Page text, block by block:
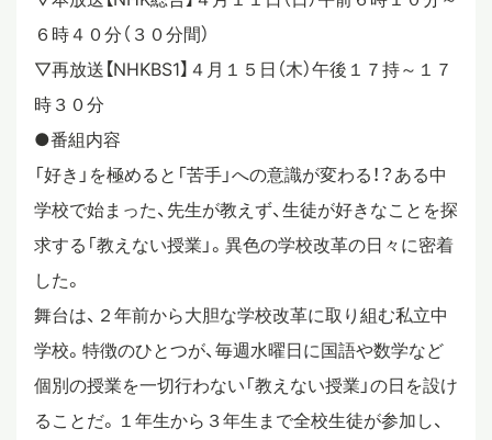
６時４０分（３０分間）
▽再放送【NHKBS1】４月１５日（木）午後１７持～１７
時３０分
●番組内容
「好き」を極めると「苦手」への意識が変わる！？ある中
学校で始まった、先生が教えず、生徒が好きなことを探
求する「教えない授業」。異色の学校改革の日々に密着
した。
舞台は、２年前から大胆な学校改革に取り組む私立中
学校。特徴のひとつが、毎週水曜日に国語や数学など
個別の授業を一切行わない「教えない授業」の日を設け
ることだ。１年生から３年生まで全校生徒が参加し、